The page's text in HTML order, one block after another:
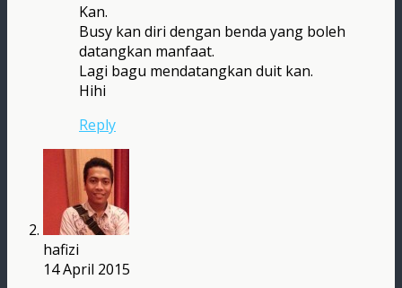
Kan.
Busy kan diri dengan benda yang boleh
datangkan manfaat.
Lagi bagu mendatangkan duit kan.
Hihi
Reply
hafizi
14 April 2015